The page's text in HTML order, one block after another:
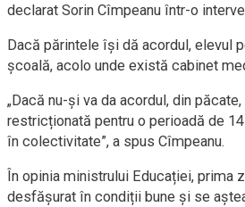
declarat Sorin Cîmpeanu într-o
Dacă părintele își dă acordul, elevul
școală, acolo unde există cabinet
„Dacă nu-și va da acordul, din
restricționată pentru o perioadă de
în colectivitate”, a spus Cîmpeanu.
În opinia ministrului Educației, prima
desfășurat în condiții bune și se